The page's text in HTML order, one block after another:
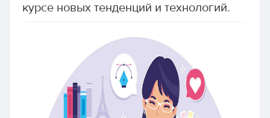
курсе новых тенденций и технологий.